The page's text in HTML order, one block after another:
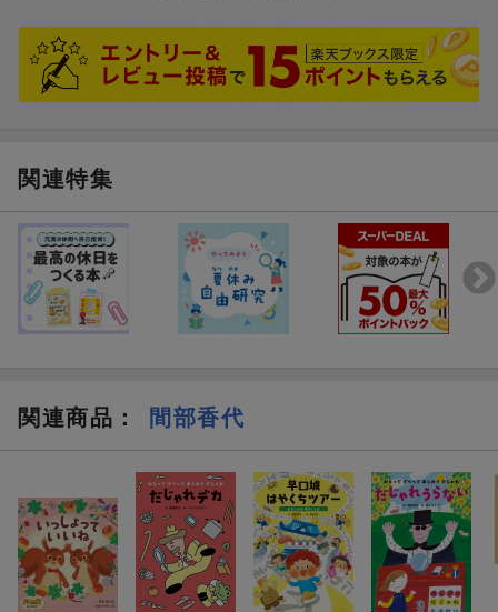
関連特集
関連商品 ： 間部香代